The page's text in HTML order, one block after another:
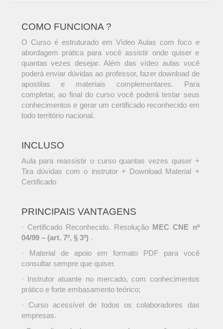
COMO FUNCIONA ?
O Curso é estruturado em Vídeo Aulas com foco e
abordagem prática para você assistir onde quiser e
quantas vezes desejar. Além das vídeo aulas você
poderá enviar dúvidas ao professor, fazer download de
apostilas e materiais complementares. Para
completar, ao final do curso você poderá testar seus
conhecimentos e gerar um certificado reconhecido em
todo território nacional.
INCLUSO
Aula para reassistir o curso quantas vezes quiser +
Tira dúvidas com o instrutor + Download Material +
Certificado
PRINCIPAIS VANTAGENS
· Certificado Reconhecido. Resolução MEC CNE nº
04/99 – (art. 7º, § 3º) .
· Material de apoio em formato PDF para você
consultar sempre que quiser.
· Instrutor atuante no mercado, com conhecimentos
prático e forte embasamento teórico;
· Curso acessível de todos os colaboradores das
empresas.